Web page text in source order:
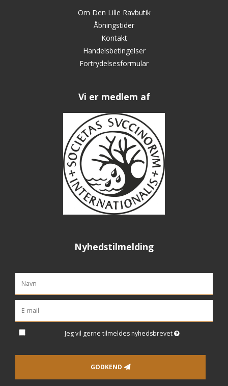
Om Den Lille Ravbutik
Åbningstider
Kontakt
Handelsbetingelser
Fortrydelsesformular
Vi er medlem af
Nyhedstilmelding
Jeg vil gerne tilmeldes nyhedsbrevet
GODKEND